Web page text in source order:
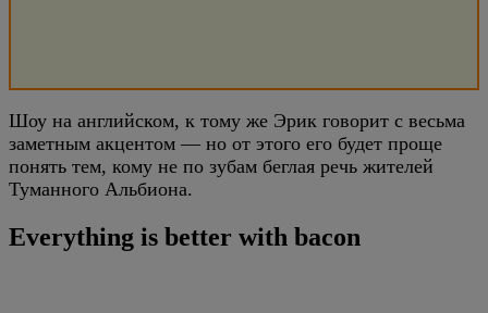
Шоу на английском, к тому же Эрик говорит с весьма
заметным акцентом — но от этого его будет проще
понять тем, кому не по зубам беглая речь жителей
Туманного Альбиона.
Everything is better with bacon